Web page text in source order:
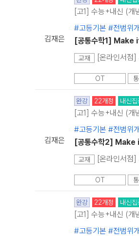
김재은
[고1] 수능+내신 (개
#고등기본 #전범위
[공통수학1] Make
교재 [온라인서점
OT
김재은
완강 22개정 내신집
[고1] 수능+내신 (개
#고등기본 #전범위
[공통수학2] Make
교재 [온라인서점
OT
완강 22개정 내신집
[고1] 수능+내신 (개
#고등기본 #전범위